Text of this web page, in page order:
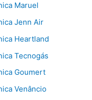
Maruel
Jenn Air
Heartland
Tecnogás
Goumert
Venâncio